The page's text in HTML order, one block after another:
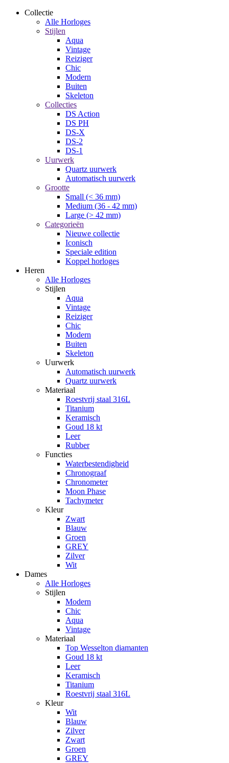
Collectie
Alle Horloges
Stijlen
Aqua
Vintage
Reiziger
Chic
Modern
Buiten
Skeleton
Collecties
DS Action
DS PH
DS-X
DS-2
DS-1
Uurwerk
Quartz uurwerk
Automatisch uurwerk
Grootte
Small (< 36 mm)
Medium (36 - 42 mm)
Large (> 42 mm)
Categorieën
Nieuwe collectie
Iconisch
Speciale edition
Koppel horloges
Heren
Alle Horloges
Stijlen
Aqua
Vintage
Reiziger
Chic
Modern
Buiten
Skeleton
Uurwerk
Automatisch uurwerk
Quartz uurwerk
Materiaal
Roestvrij staal 316L
Titanium
Keramisch
Goud 18 kt
Leer
Rubber
Functies
Waterbestendigheid
Chronograaf
Chronometer
Moon Phase
Tachymeter
Kleur
Zwart
Blauw
Groen
GREY
Zilver
Wit
Dames
Alle Horloges
Stijlen
Modern
Chic
Aqua
Vintage
Materiaal
Top Wesselton diamanten
Goud 18 kt
Leer
Keramisch
Titanium
Roestvrij staal 316L
Kleur
Wit
Blauw
Zilver
Zwart
Groen
GREY